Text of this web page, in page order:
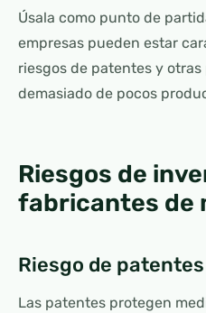
Úsala como punto de
empresas pueden estar
riesgos de patentes y
demasiado de pocos
Riesgos de
fabricantes de
Riesgo de patentes
Las patentes protegen